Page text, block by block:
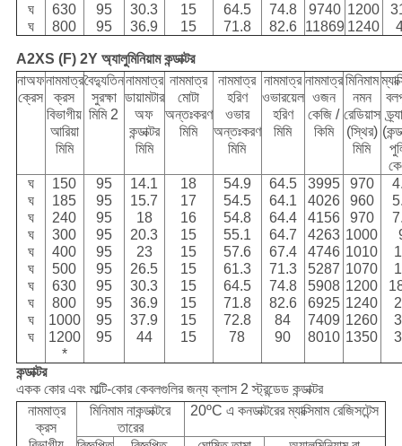
ঘ
ঘ
630
800
95
95
30.3
36.9
15
15
64.5
71.8
74.8
82.6
9740
11869
1200
1240
A2XS (F) 2Y অ্যালুমিনিয়াম কন্ডাক্টর
নাঅফ
ক্রেস
নামমাত্র
ক্রস
বিভাগীয়
আরিয়া
মিমি
বৈদ্যুতিন
সুরক্ষা
মিমি 2
নামমাত্র
ডায়ামটার
অফ
কন্ডাক্টর
মিমি
নামমাত্র
মোটা
অন্তঃকরণ
মিমি
নামমাত্র
হরিণ
ওভার
অন্তঃকরণ
মিমি
নামমাত্র
ওভারয়েল
হরিণ
মিমি
নামমাত্র
ওজন
কেজি /
কিমি
মিনিমাম
নমন
রেডিয়াস
(স্থির)
মিমি
ঘ
ঘ
ঘ
ঘ
ঘ
ঘ
ঘ
ঘ
ঘ
ঘ
150
185
240
300
400
500
630
800
1000
1200
*
95
95
95
95
95
95
95
95
95
95
14.1
15.7
18
20.3
23
26.5
30.3
36.9
37.9
44
18
17
16
15
15
15
15
15
15
15
54.9
54.5
54.8
55.1
57.6
61.3
64.5
71.8
72.8
78
64.5
64.1
64.4
64.7
67.4
71.3
74.8
82.6
84
90
3995
4026
4156
4263
4746
5287
5908
6925
7409
8010
970
960
970
1000
1010
1070
1200
1240
1260
1350
কন্ডাক্টর
একক কোর এবং মাল্টি-কোর কেবলগুলির জন্য ক্লাস 2 স্ট্রন্ডেড কন্ডাক্টর
নামমাত্র
ক্রস
মিনিমাম নাকন্ডাক্টরে
তারের
20ºC এ কনডাক্টরের ম্যাক্সিমাম রেজিসটেন্স